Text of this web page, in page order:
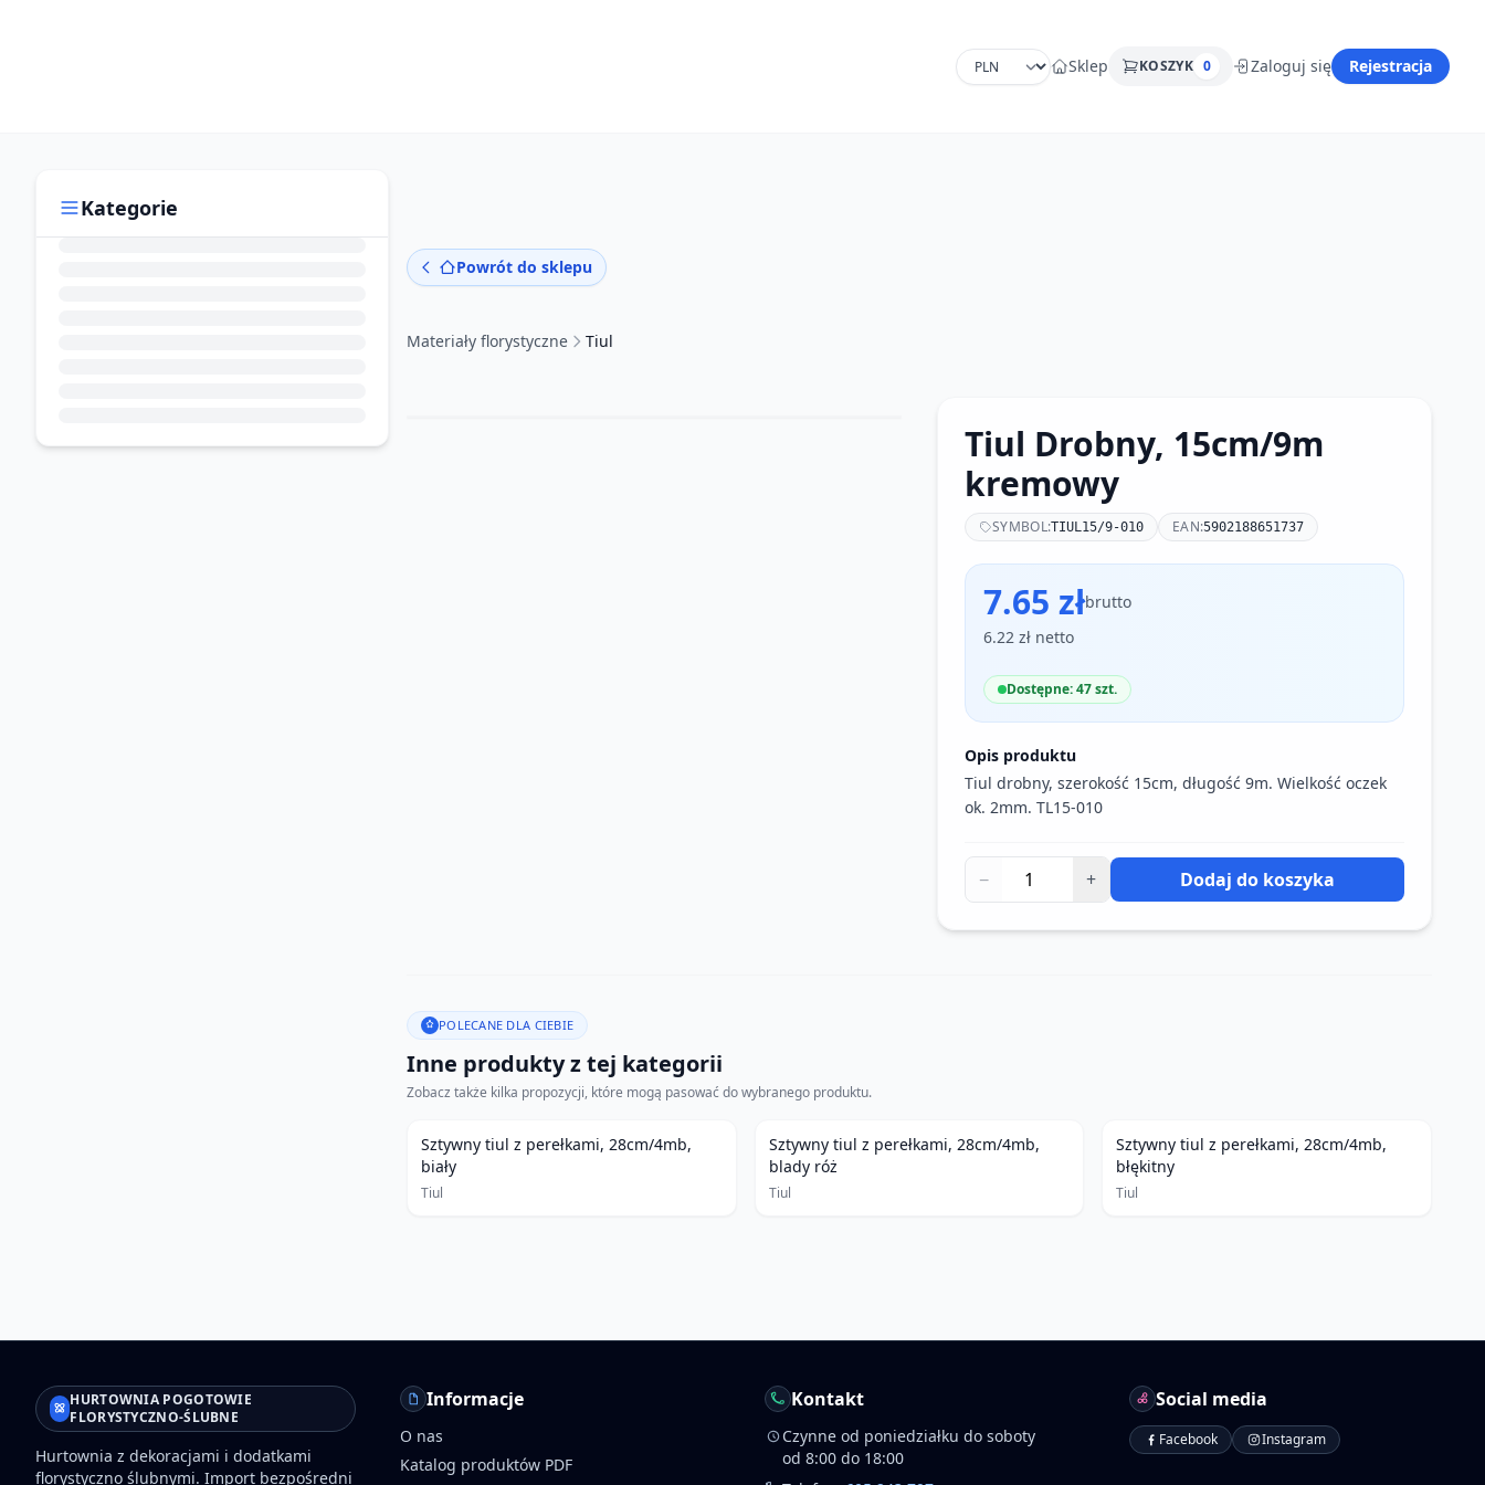
Sklep KOSZYK 0 Zaloguj się Rejestracja
Kategorie
Powrót do sklepu
Materiały florystyczne Tiul
Tiul Drobny, 15cm/9m
kremowy
SYMBOL:TIUL15/9-010 EAN:5902188651737
7.65 złbrutto
6.22 zł netto
Dostępne: 47 szt.
Opis produktu
Tiul drobny, szerokość 15cm, długość 9m. Wielkość oczek
ok. 2mm. TL15-010
− + Dodaj do koszyka
POLECANE DLA CIEBIE
Inne produkty z tej kategorii
Zobacz także kilka propozycji, które mogą pasować do wybranego produktu.
Sztywny tiul z perełkami, 28cm/4mb,
biały
Tiul
Sztywny tiul z perełkami, 28cm/4mb,
blady róż
Tiul
Sztywny tiul z perełkami, 28cm/4mb,
błękitny
Tiul
HURTOWNIA POGOTOWIE
FLORYSTYCZNO-ŚLUBNE
Hurtownia z dekoracjami i dodatkami
florystyczno ślubnymi. Import bezpośredni
Informacje
O nas
Katalog produktów PDF
Kontakt
Czynne od poniedziałku do soboty
od 8:00 do 18:00
Social media
Facebook Instagram